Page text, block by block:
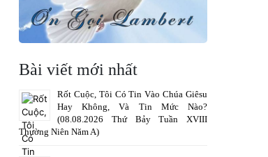
Bài viết mới nhất
Rốt Cuộc, Tôi Có Tin Vào Chúa Giêsu
Hay Không, Và Tin Mức Nào?
(08.08.2026 Thứ Bảy Tuần XVIII
Thường Niên Năm A)